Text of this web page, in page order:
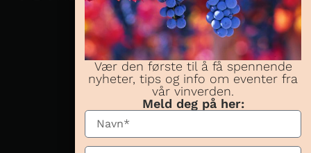
AS OG
CONCHA Y
TORO
NORWAY AS
Telefon:23 08 38
70
Besøksadresse:
Karenslyst allé 16,
0278 Oslo
Vær den første til å få spennende
nyheter, tips og info om eventer fra
vår vinverden.
Meld deg på her: